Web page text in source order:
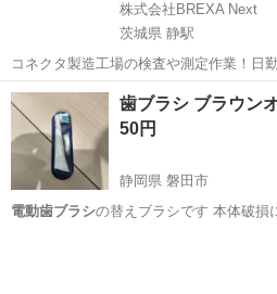
株式会社BREXA Next
茨城県 静駅
コネクタ製造工場の検査や測定作業！日
日128日★クリーンルーム内作業★マイカ
★就業先食堂利用可！日払い制度あり！《茨
工場のお仕事 ◇コネクタ製造工...
茨城 常陸大宮市 静駅 その他
歯ブラシ ブラウン
50円
静岡県 磐田市
電動歯ブラシの替えブラシです 本体破損